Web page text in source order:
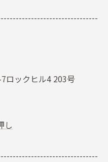
ロックヒル4 203号
し